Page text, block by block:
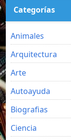
Categorías
Animales
Arquitectura
Arte
Autoayuda
Biografias
Ciencia